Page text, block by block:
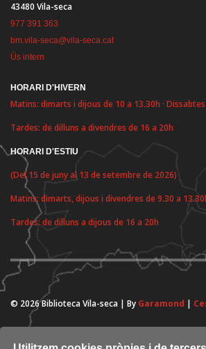
43480 Vila-seca
977 391 363
bm.vila-seca@vila-seca.cat
Ús intern
HORARI D'HIVERN
Matins: dimarts i dijous de 10 a 13.30h ·
Tardes: de dilluns a divendres de 16 a 20h
HORARI D'ESTIU
(Del 15 de juny al 13 de setembre de 2026)
Matins: dimarts, dijous i divendres de 9.30 a
Tardes: de dilluns a dijous de 16 a 20h
© 2026 Biblioteca Vila-seca | By Garamond |